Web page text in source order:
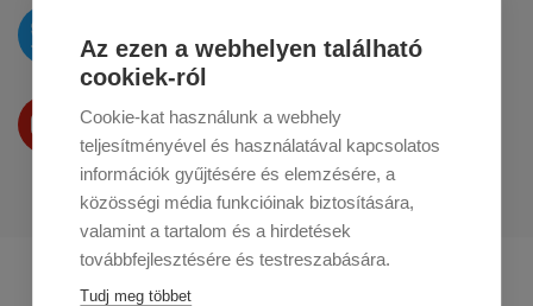
Az ezen a webhelyen található
cookiek-ról
Cookie-kat használunk a webhely
teljesítményével és használatával kapcsolatos
információk gyűjtésére és elemzésére, a
közösségi média funkcióinak biztosítására,
valamint a tartalom és a hirdetések
továbbfejlesztésére és testreszabására.
Tudj meg többet
a Twitterentesszük közzé
Termékeinket
a Youtube-on is bemutatjuk
Profikuchar.sk
Profikuchař.cz